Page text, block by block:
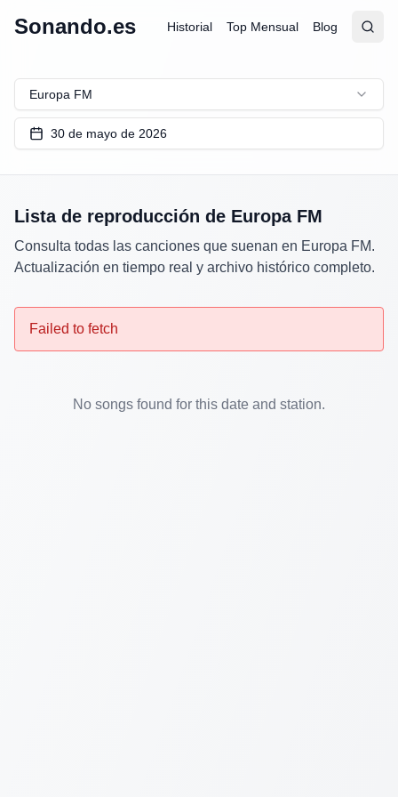
Sonando.es Historial Top Mensual Blog
Abrir
Europa FM
30 de mayo de 2026
Lista de reproducción de Europa FM
Consulta todas las canciones que suenan en Europa FM.
Actualización en tiempo real y archivo histórico completo.
Failed to fetch
No songs found for this date and station.